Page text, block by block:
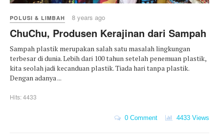
POLUSI & LIMBAH 8 years ago
ChuChu, Produsen Kerajinan dari Sampah
Sampah plastik merupakan salah satu masalah lingkungan
terbesar di dunia. Lebih dari 100 tahun setelah penemuan plastik,
kita seolah jadi kecanduan plastik. Tiada hari tanpa plastik.
Dengan adanya ...
Hits: 4433
0 Comment 4433 Views